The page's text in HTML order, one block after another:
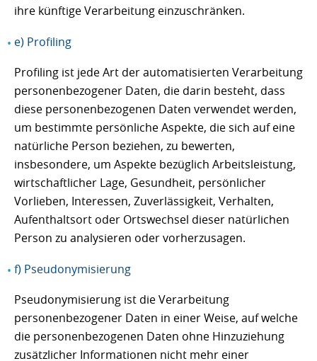
ihre künftige Verarbeitung einzuschränken.
e) Profiling
Profiling ist jede Art der automatisierten Verarbeitung
personenbezogener Daten, die darin besteht, dass
diese personenbezogenen Daten verwendet werden,
um bestimmte persönliche Aspekte, die sich auf eine
natürliche Person beziehen, zu bewerten,
insbesondere, um Aspekte bezüglich Arbeitsleistung,
wirtschaftlicher Lage, Gesundheit, persönlicher
Vorlieben, Interessen, Zuverlässigkeit, Verhalten,
Aufenthaltsort oder Ortswechsel dieser natürlichen
Person zu analysieren oder vorherzusagen.
f) Pseudonymisierung
Pseudonymisierung ist die Verarbeitung
personenbezogener Daten in einer Weise, auf welche
die personenbezogenen Daten ohne Hinzuziehung
zusätzlicher Informationen nicht mehr einer